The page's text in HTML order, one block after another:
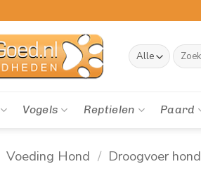
Zoeken
naar:
Vogels Reptielen Paard
Voeding Hond / Droogvoer hond